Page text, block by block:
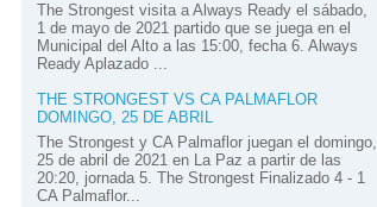
The Strongest visita a Always Ready el sábado,
1 de mayo de 2021 partido que se juega en el
Municipal del Alto a las 15:00, fecha 6. Always
Ready Aplazado ...
THE STRONGEST VS CA PALMAFLOR
DOMINGO, 25 DE ABRIL
The Strongest y CA Palmaflor juegan el domingo,
25 de abril de 2021 en La Paz a partir de las
20:20, jornada 5. The Strongest Finalizado 4 - 1
CA Palmaflor...